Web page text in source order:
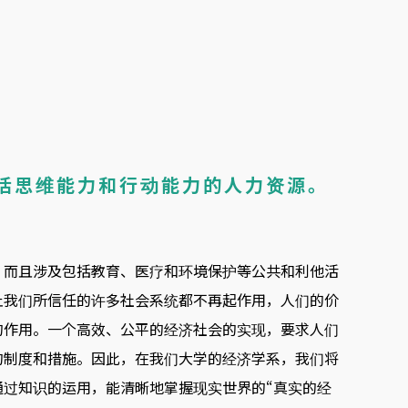
维能力和行动能力的人力资源。
且涉及包括教育、医疗和环境保护等公共和利他活
们所信任的许多社会系统都不再起作用，人们的价
用。一个高效、公平的经济社会的实现，要求人们
度和措施。因此，在我们大学的经济学系，我们将
知识的运用，能清晰地掌握现实世界的“真实的经